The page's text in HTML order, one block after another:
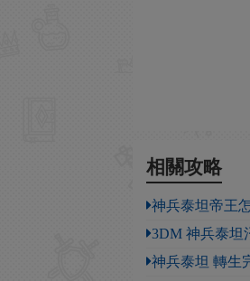
相關攻略
神兵泰坦帝王
3DM 神兵泰坦
神兵泰坦 轉生